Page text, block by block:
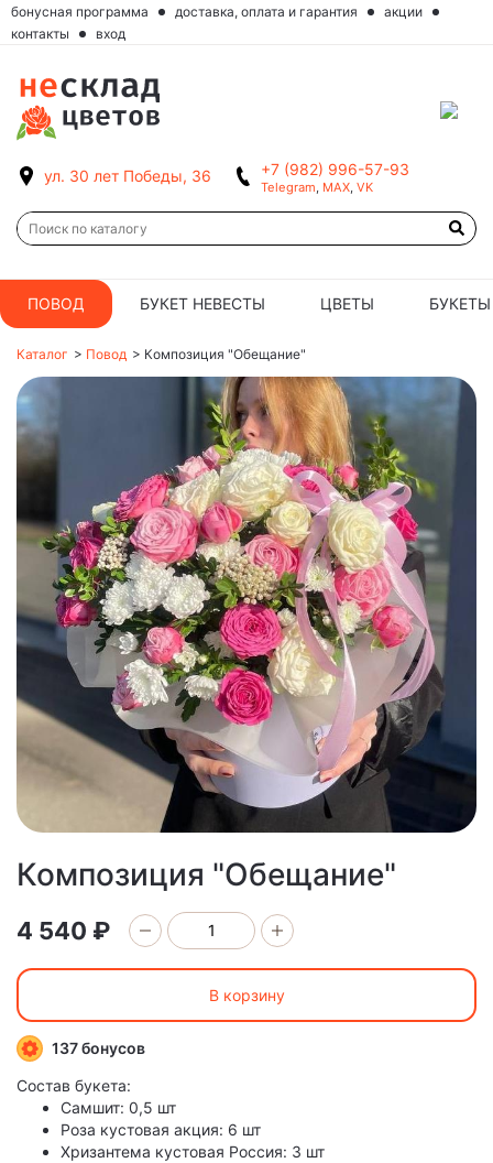
бонусная программа доставка, оплата и гарантия
акции
контакты
вход
ул. 30 лет Победы, 36 +7 (982) 996-57-93
Telegram, MAX, VK
ПОВОД БУКЕТ НЕВЕСТЫ ЦВЕТЫ БУКЕТЫ
Каталог > Повод > Композиция "Обещание"
Композиция "Обещание"
4 540 ₽
В корзину
137 бонусов
Состав букета:
Самшит: 0,5 шт
Роза кустовая акция: 6 шт
Хризантема кустовая Россия: 3 шт